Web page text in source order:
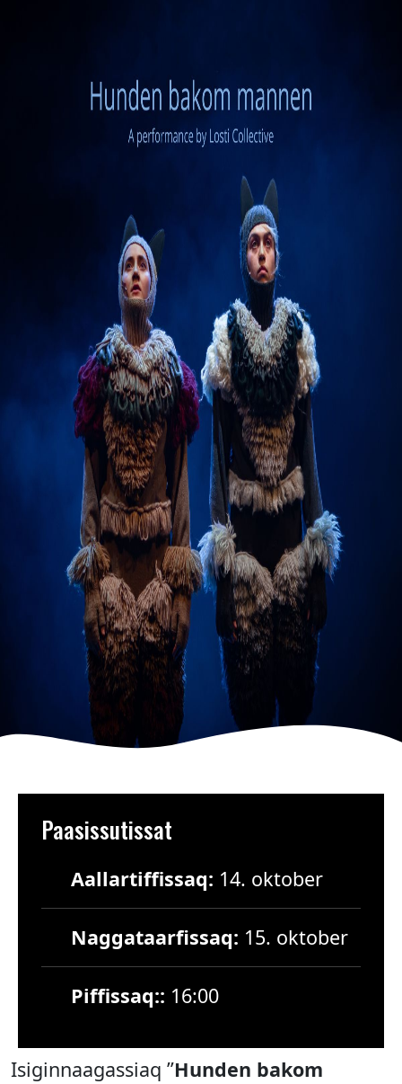
Paasissutissat
Aallartiffissaq: 14. oktober
Naggataarfissaq: 15. oktober
Piffissaq:: 16:00
Isiginnaagassiaq ”Hunden bakom